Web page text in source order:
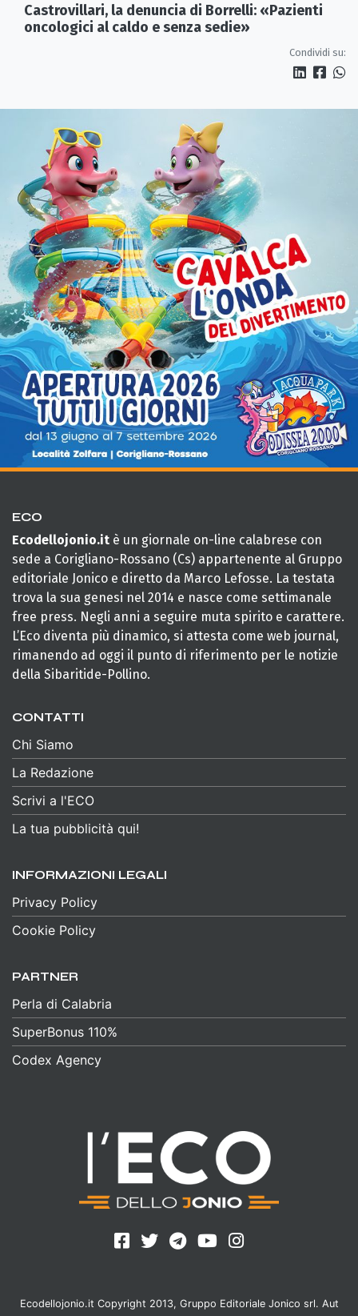
Castrovillari, la denuncia di Borrelli: «Pazienti
oncologici al caldo e senza sedie»
Condividi su:
ECO
Ecodellojonio.it è un giornale on-line calabrese con
sede a Corigliano-Rossano (Cs) appartenente al Gruppo
editoriale Jonico e diretto da Marco Lefosse. La testata
trova la sua genesi nel 2014 e nasce come settimanale
free press. Negli anni a seguire muta spirito e carattere.
L’Eco diventa più dinamico, si attesta come web journal,
rimanendo ad oggi il punto di riferimento per le notizie
della Sibaritide-Pollino.
CONTATTI
Chi Siamo
La Redazione
Scrivi a l'ECO
La tua pubblicità qui!
INFORMAZIONI LEGALI
Privacy Policy
Cookie Policy
PARTNER
Perla di Calabria
SuperBonus 110%
Codex Agency
Ecodellojonio.it Copyright 2013, Gruppo Editoriale Jonico srl. Aut